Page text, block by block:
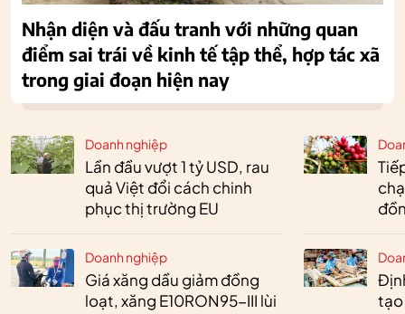
Doanh nghiệp
Lần đầu vượt 1 tỷ USD, rau
quả Việt đổi cách chinh
phục thị trường EU
Doanh nghiệp
Giá xăng dầu giảm đồng
loạt, xăng E10RON95-III lùi
tạo
Nhận diện và đấu tranh với những quan
điểm sai trái về kinh tế tập thể, hợp tác xã
trong giai đoạn hiện nay